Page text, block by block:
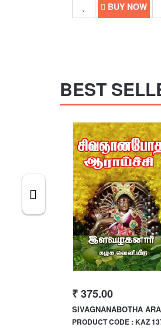
BUY NOW
BEST
₹ 375.00
SIVAGNANABOTHA
PRODUCT CODE : KAZ